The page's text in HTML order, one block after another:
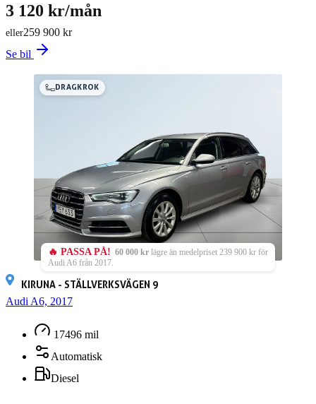
259 900 kr
eller
3 120 kr/mån
Se bil
DRAGKROK
🔥 PASSA PÅ! 60 000 kr lägre än medelpriset 239 900 kr för
Audi A6 från 2017.
KIRUNA - STÄLLVERKSVÄGEN 9
Audi A6, 2017
17496 mil
Automatisk
Diesel